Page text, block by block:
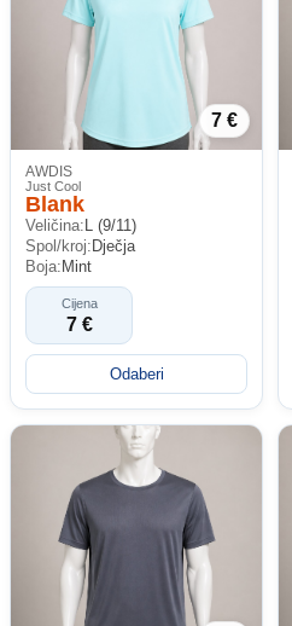
7 €
AWDIS
Just Cool
Blank
Veličina: L (9/11)
Spol/kroj: Dječja
Boja: Mint
Cijena
7 €
Odaberi